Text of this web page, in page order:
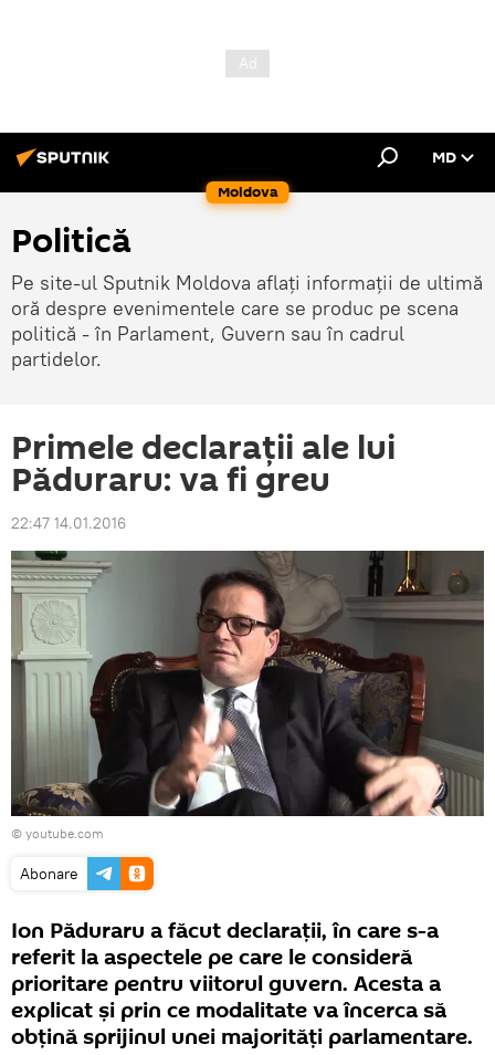
Moldova
MD
Politică
Pe site-ul Sputnik Moldova aflați informații de ultimă
oră despre evenimentele care se produc pe scena
politică - în Parlament, Guvern sau în cadrul
partidelor.
Primele declaraţii ale lui
Păduraru: va fi greu
22:47 14.01.2016
© youtube.com
Abonare
Ion Păduraru a făcut declaraţii, în care s-a
referit la aspectele pe care le consideră
prioritare pentru viitorul guvern. Acesta a
explicat şi prin ce modalitate va încerca să
obţină sprijinul unei majorităţi parlamentare.